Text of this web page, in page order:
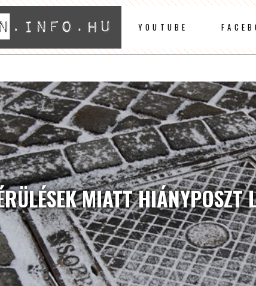
YOUTUBE
MIATT HIÁNYPOSZT